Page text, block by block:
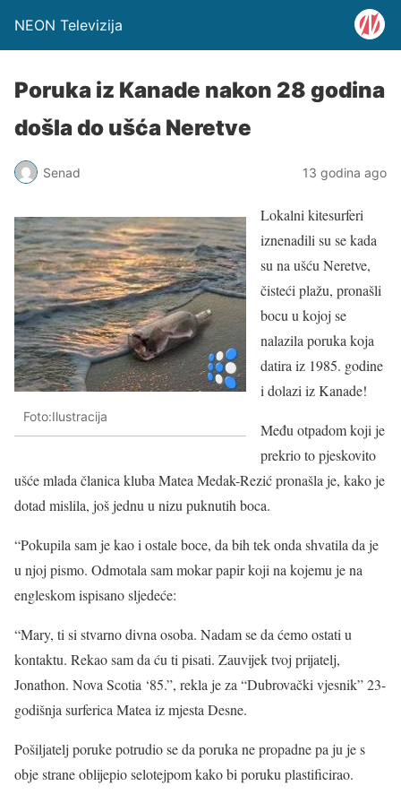
NEON Televizija
Poruka iz Kanade nakon 28 godina
došla do ušća Neretve
Senad 13 godina ago
Foto:Ilustracija
Lokalni kitesurferi
iznenadili su se kada
su na ušću Neretve,
čisteći plažu, pronašli
bocu u kojoj se
nalazila poruka koja
datira iz 1985. godine
i dolazi iz Kanade!
Među otpadom koji je
prekrio to pjeskovito
ušće mlada članica kluba Matea Medak-Rezić pronašla je, kako je
dotad mislila, još jednu u nizu puknutih boca.
“Pokupila sam je kao i ostale boce, da bih tek onda shvatila da je
u njoj pismo. Odmotala sam mokar papir koji na kojemu je na
engleskom ispisano sljedeće:
“Mary, ti si stvarno divna osoba. Nadam se da ćemo ostati u
kontaktu. Rekao sam da ću ti pisati. Zauvijek tvoj prijatelj,
Jonathon. Nova Scotia ‘85.”, rekla je za “Dubrovački vjesnik” 23-
godišnja surferica Matea iz mjesta Desne.
Pošiljatelj poruke potrudio se da poruka ne propadne pa ju je s
obje strane oblijepio selotejpom kako bi poruku plastificirao.